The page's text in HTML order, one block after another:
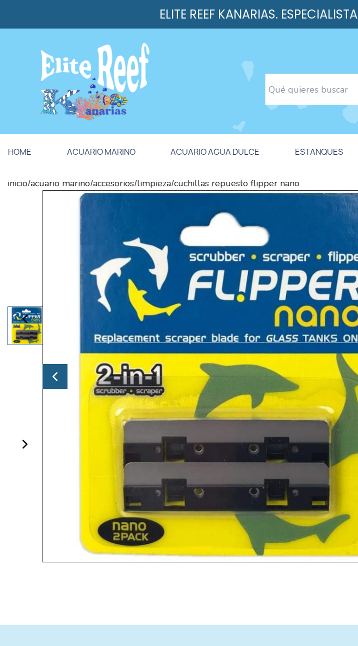
ELITE REEF KANARIAS.
HOME ACUARIO MARINO ACUARIO AGUA DULCE ESTANQUES
inicio/acuario marino/accesorios/limpieza/cuchillas repuesto flipper nano